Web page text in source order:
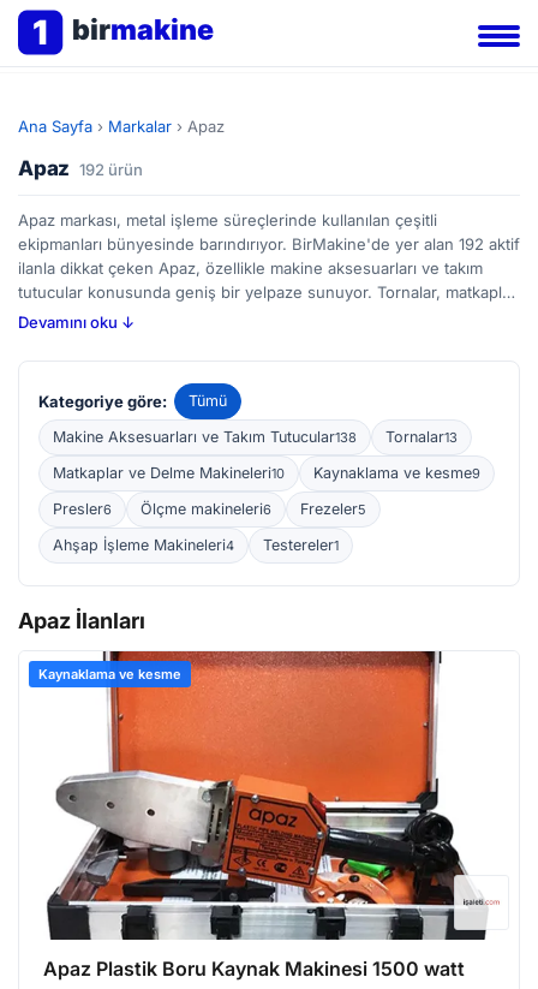
1 birmakine
Ana Sayfa › Markalar › Apaz
Apaz 192 ürün
Apaz markası, metal işleme süreçlerinde kullanılan çeşitli
ekipmanları bünyesinde barındırıyor. BirMakine'de yer alan 192 aktif
ilanla dikkat çeken Apaz, özellikle makine aksesuarları ve takım
tutucular konusunda geniş bir yelpaze sunuyor. Tornalar, matkaplar
ve delme makineleri kategorilerindeki ürünleriyle üretimden
hitap ediyor. Bu makineler, metal parçaların şekillendirilmesi,
delinmesi ve işlenmesinde görev alır; hassasiyet, dayanıklılık ve
uzun ömürlülük alıcılar için öncelikli unsurlardır. BirMakine'de yeni
ve ikinci el Apaz ürünlerini karşılaştırarak, ihtiyaçlarınıza en uygun
çözümü bulabilirsiniz.
Devamını oku ↓
Kategoriye göre:
Tümü
Makine Aksesuarları ve Takım Tutucular138 Tornalar13
Matkaplar ve Delme Makineleri10 Kaynaklama ve kesme9
Presler6 Ölçme makineleri6 Frezeler5
Ahşap İşleme Makineleri4 Testereler1
Apaz İlanları
Kaynaklama ve kesme
Apaz Plastik Boru Kaynak Makinesi 1500 watt